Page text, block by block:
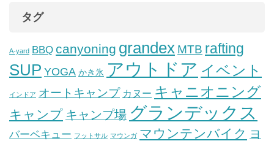
タグ
A-yard BBQ canyoning grandex MTB rafting
SUP YOGA かき氷 アウトドア イベント
インドア オートキャンプ カヌー キャニオニング
キャンプ キャンプ場 グランデックス
バーベキュー フットサル マウンガ マウンテンバイク ヨ